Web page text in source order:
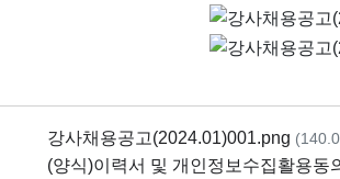
강사채용공고(2024.01)001.png
(양식)이력서 및 개인정보수집활용동